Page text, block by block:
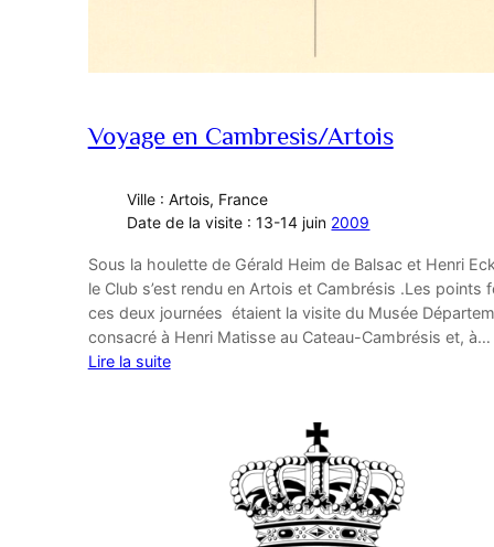
Voyage en Cambresis/Artois
Ville : Artois, France
Date de la visite : 13-14 juin 2009
Sous la houlette de Gérald Heim de Balsac et Henri
le Club s’est rendu en Artois et Cambrésis .Les points
ces deux journées étaient la visite du Musée
consacré à Henri Matisse au Cateau-Cambrésis et, à…
Lire la suite